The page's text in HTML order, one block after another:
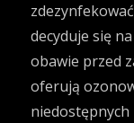
decyduje się
obawie przed
oferują
niedostępnych